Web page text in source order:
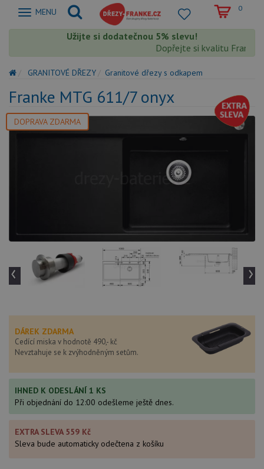
Zobrazit
MENU 0
Užijte si dodatečnou 5% slevu!
Dopřejte si kvalitu Franke s
GRANITOVÉ DŘEZY Granitové dřezy s odkapem
Franke MTG 611/7 onyx
DOPRAVA ZDARMA
‹ ›
DÁREK ZDARMA
Cedící miska v hodnotě 490,- kč
Nevztahuje se k zvýhodněným setům.
IHNED K ODESLÁNÍ 1 KS
Při objednání do 12:00 odešleme ještě dnes.
EXTRA SLEVA 559 Kč
Sleva bude automaticky odečtena z košíku